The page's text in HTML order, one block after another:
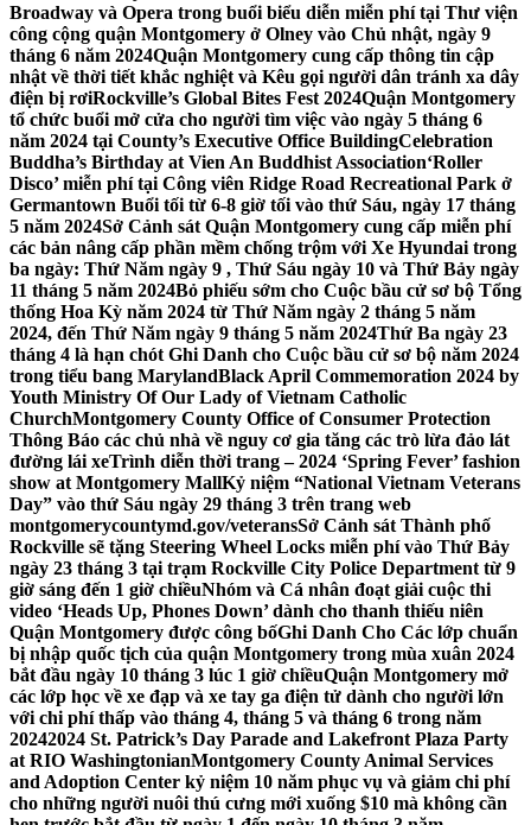
Broadway và Opera trong buổi biểu diễn miễn phí tại Thư viện
công cộng quận Montgomery ở Olney vào Chủ nhật, ngày 9
tháng 6 năm 2024Quận Montgomery cung cấp thông tin cập
nhật về thời tiết khắc nghiệt và Kêu gọi người dân tránh xa dây
điện bị rơiRockville’s Global Bites Fest 2024Quận Montgomery
tổ chức buổi mở cửa cho người tìm việc vào ngày 5 tháng 6
năm 2024 tại County’s Executive Office BuildingCelebration
Buddha’s Birthday at Vien An Buddhist Association‘Roller
Disco’ miễn phí tại Công viên Ridge Road Recreational Park ở
Germantown Buổi tối từ 6-8 giờ tối vào thứ Sáu, ngày 17 tháng
5 năm 2024Sở Cảnh sát Quận Montgomery cung cấp miễn phí
các bản nâng cấp phần mềm chống trộm với Xe Hyundai trong
ba ngày: Thứ Năm ngày 9 , Thứ Sáu ngày 10 và Thứ Bảy ngày
11 tháng 5 năm 2024Bỏ phiếu sớm cho Cuộc bầu cử sơ bộ Tổng
thống Hoa Kỳ năm 2024 từ Thứ Năm ngày 2 tháng 5 năm
2024, đến Thứ Năm ngày 9 tháng 5 năm 2024Thứ Ba ngày 23
tháng 4 là hạn chót Ghi Danh cho Cuộc bầu cử sơ bộ năm 2024
trong tiểu bang MarylandBlack April Commemoration 2024 by
Youth Ministry Of Our Lady of Vietnam Catholic
ChurchMontgomery County Office of Consumer Protection
Thông Báo các chủ nhà về nguy cơ gia tăng các trò lừa đảo lát
đường lái xeTrình diễn thời trang – 2024 ‘Spring Fever’ fashion
show at Montgomery MallKỷ niệm “National Vietnam Veterans
Day” vào thứ Sáu ngày 29 tháng 3 trên trang web
montgomerycountymd.gov/veteransSở Cảnh sát Thành phố
Rockville sẽ tặng Steering Wheel Locks miễn phí vào Thứ Bảy
ngày 23 tháng 3 tại trạm Rockville City Police Department từ 9
giờ sáng đến 1 giờ chiềuNhóm và Cá nhân đoạt giải cuộc thi
video ‘Heads Up, Phones Down’ dành cho thanh thiếu niên
Quận Montgomery được công bốGhi Danh Cho Các lớp chuẩn
bị nhập quốc tịch của quận Montgomery trong mùa xuân 2024
bắt đầu ngày 10 tháng 3 lúc 1 giờ chiềuQuận Montgomery mở
các lớp học về xe đạp và xe tay ga điện tử dành cho người lớn
với chi phí thấp vào tháng 4, tháng 5 và tháng 6 trong năm
20242024 St. Patrick’s Day Parade and Lakefront Plaza Party
at RIO WashingtonianMontgomery County Animal Services
and Adoption Center kỷ niệm 10 năm phục vụ và giảm chi phí
cho những người nuôi thú cưng mới xuống $10 mà không cần